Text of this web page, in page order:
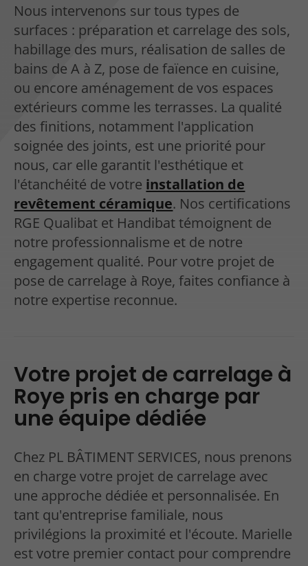
Nous intervenons sur tous types de
surfaces : préparation et carrelage des sols,
habillage des murs, réalisation de salles de
bains de A à Z, pose de faïence en cuisine,
ou encore aménagement de vos espaces
extérieurs comme les terrasses. La qualité
des finitions, notamment l'application
soignée des joints, est une priorité pour
nous, car elle garantit l'esthétique et
l'étanchéité de votre installation de
revêtement céramique. Nos certifications
RGE Qualibat et Handibat témoignent de
notre professionnalisme et de notre
engagement qualité. Pour votre projet de
pose de carrelage à Roye, faites confiance à
notre expertise reconnue.
Votre projet de carrelage à
Roye pris en charge par
une équipe dédiée
Chez PL BÂTIMENT SERVICES, nous prenons
en charge votre projet de carrelage avec
une approche dédiée et personnalisée. En
tant qu'entreprise familiale, nous
privilégions la proximité et l'écoute. Marielle
est votre premier contact pour comprendre